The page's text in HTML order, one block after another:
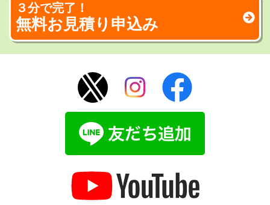
３分で完了！
無料お見積り申込み